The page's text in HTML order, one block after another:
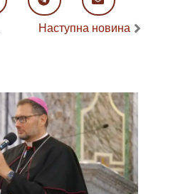
Наступна новина